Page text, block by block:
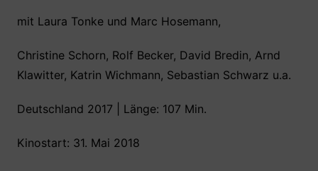
mit Laura Tonke und Marc Hosemann,
Christine Schorn, Rolf Becker, David Bredin, Arnd
Klawitter, Katrin Wichmann, Sebastian Schwarz u.a.
Deutschland 2017 | Länge: 107 Min.
Kinostart: 31. Mai 2018